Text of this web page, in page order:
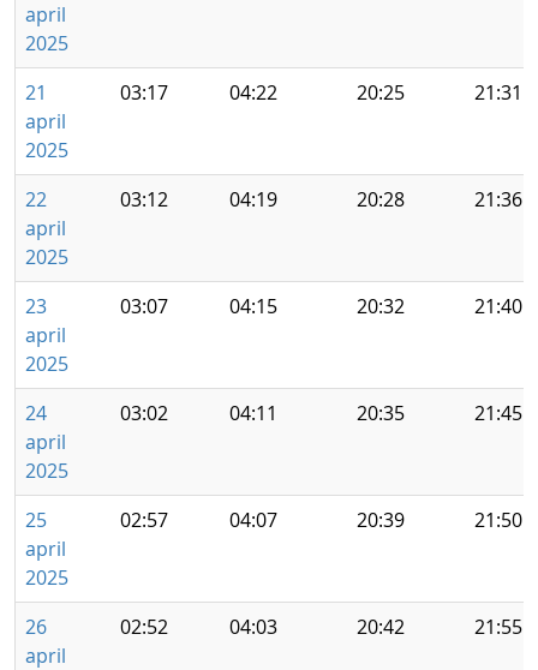
april
2025
21
april
2025
03:17 04:22 20:25 21:31
22
april
2025
03:12 04:19 20:28 21:36
23
april
2025
03:07 04:15 20:32 21:40
24
april
2025
03:02 04:11 20:35 21:45
25
april
2025
02:57 04:07 20:39 21:50
26
april
02:52 04:03 20:42 21:55